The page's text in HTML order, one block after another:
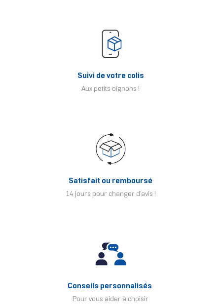
Suivi de votre colis
Aux petits oignons !
Satisfait ou remboursé
14 jours pour changer d'avis !
Conseils personnalisés
Pour vous aider à choisir